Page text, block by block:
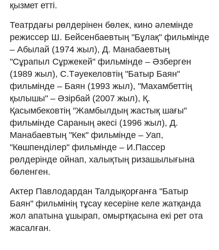
қызмет етті.
Театрдағы рөлдерінен бөлек, кино әлемінде
режиссер Ш. Бейсенбаевтың "Бұлақ" фильмінде
– Абылай (1974 жыл), Д. Манабаевтың
"Сұрапыл Сұржекей" фильмінде – Әзберген
(1989 жыл), С.Тәуекеловтің "Батыр Баян"
фильмінде – Баян (1993 жыл), "Махамбеттің
қылышы" – Әзірбай (2007 жыл), Қ.
Қасымбековтің "Жамбылдың жастық шағы"
фильмінде Сараның әкесі (1996 жыл), Д.
Манабаевтың "Кек" фильмінде – Уап,
"Көшпенділер" фильмінде – И.Пассер
рөлдерінде ойнап, халықтың ризашылығына
бөленген.
Актер Павлодардан Талдықорғанға "Батыр
Баян" фильмінің тұсау кесеріне келе жатқанда
жол апатына ұшырап, омыртқасына екі рет ота
жасалған.